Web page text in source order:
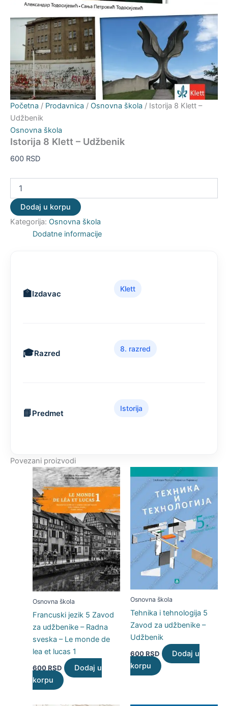
Početna / Prodavnica / Osnovna škola / Istorija 8 Klett –
Udžbenik
Osnovna škola
Istorija 8 Klett – Udžbenik
600 RSD
Dodaj u korpu
Kategorija: Osnovna škola
Dodatne informacije
Izdavac
Klett
Razred
8. razred
Predmet
Istorija
Povezani proizvodi
Osnovna škola
Francuski jezik 5 Zavod
za udžbenike – Radna
sveska – Le monde de
lea et lucas 1
600RSD
Dodaj u
korpu
Osnovna škola
Tehnika i tehnologija 5
Zavod za udžbenike –
Udžbenik
600RSD
Dodaj u
korpu